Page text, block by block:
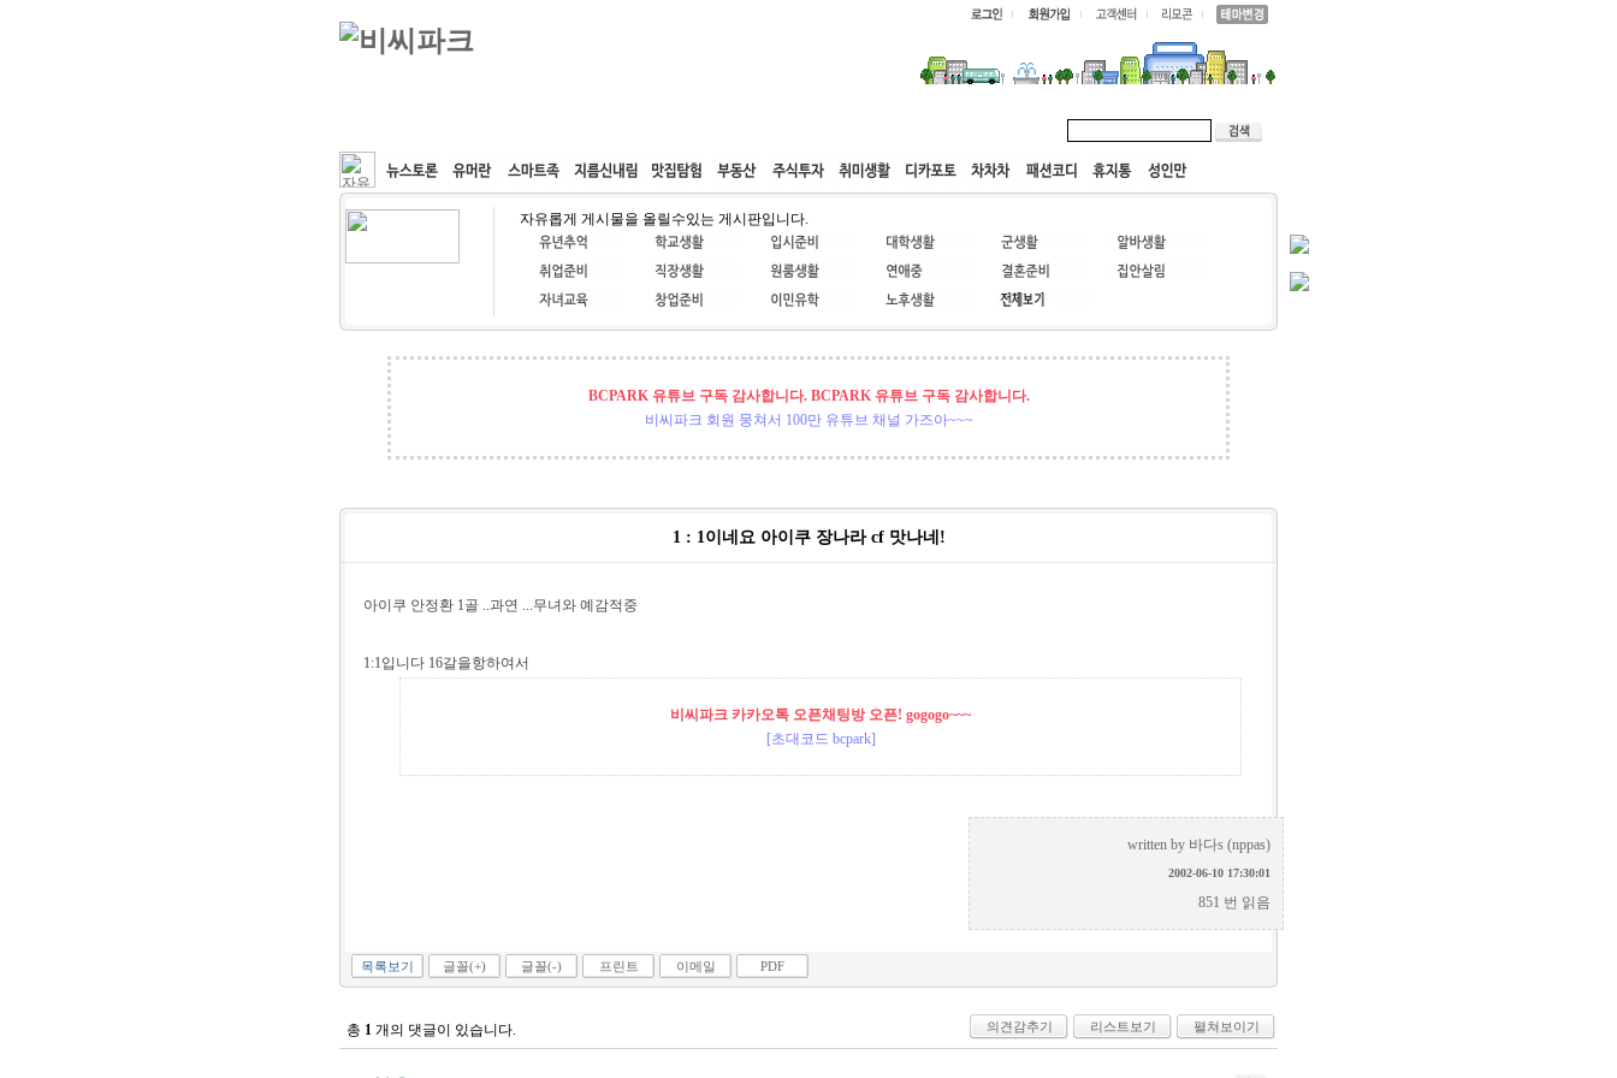
커뮤니티 속도패치 웹호스팅 공동구매 고객센터
자유롭게 게시물을 올릴수있는 게시판입니다.
BCPARK 유튜브 구독 감사합니다. BCPARK 유튜브 구독 감사합니다.
비씨파크 회원 뭉쳐서 100만 유튜브 채널 가즈아~~~
1 : 1이네요 아이쿠 장나라 cf 맛나네!
아이쿠 안정환 1골 ..과연 ...무녀와 예감적중
1:1입니다 16갈을항하여서
비씨파크 카카오톡 오픈채팅방 오픈! gogogo~~~
[초대코드 bcpark]
written by 바다s (nppas)
2002-06-10 17:30:01
851 번 읽음
목록보기 글꼴(+) 글꼴(-) 프린트 이메일 PDF
총 1 개의 댓글이 있습니다. 의견감추기 리스트보기 펼쳐보이기